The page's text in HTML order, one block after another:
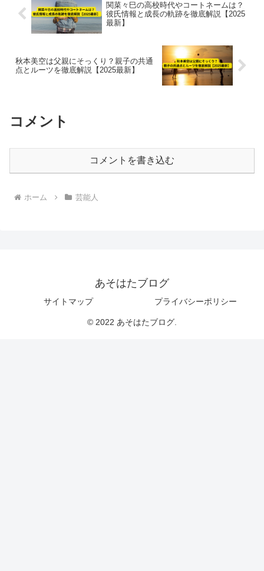
関菜々巳の高校時代やコートネームは？
彼氏情報と成長の軌跡を徹底解説【2025
最新】
秋本美空は父親にそっくり？親子の共通
点とルーツを徹底解説【2025最新】
コメント
コメントを書き込む
ホーム 芸能人
あそはたブログ
サイトマップ プライバシーポリシー
© 2022 あそはたブログ.